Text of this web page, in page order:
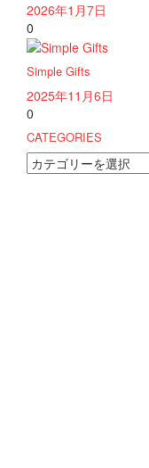
2026年1月7日
0
Simple Gifts
2025年11月6日
0
CATEGORIES
CATEGORIES